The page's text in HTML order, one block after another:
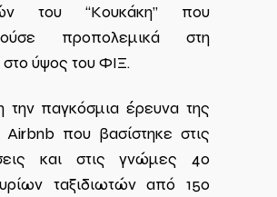
του “Κουκάκη” που
προπολεμικά στη
στο ύψος του ΦΙΞ.
παγκόσμια έρευνα της
Airbnb που βασίστηκε στις
και στις γνώμες 40
ταξιδιωτών από 150